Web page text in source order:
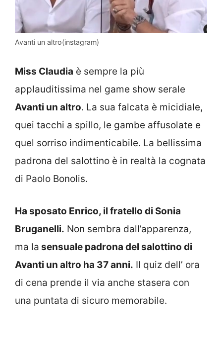
Avanti un altro(instagram)
Miss Claudia è sempre la più
applauditissima nel game show serale
Avanti un altro. La sua falcata è micidiale,
quei tacchi a spillo, le gambe affusolate e
quel sorriso indimenticabile. La bellissima
padrona del salottino è in realtà la cognata
di Paolo Bonolis.
Ha sposato Enrico, il fratello di Sonia
Bruganelli. Non sembra dall’apparenza,
ma la sensuale padrona del salottino di
Avanti un altro ha 37 anni. Il quiz dell’ ora
di cena prende il via anche stasera con
una puntata di sicuro memorabile.